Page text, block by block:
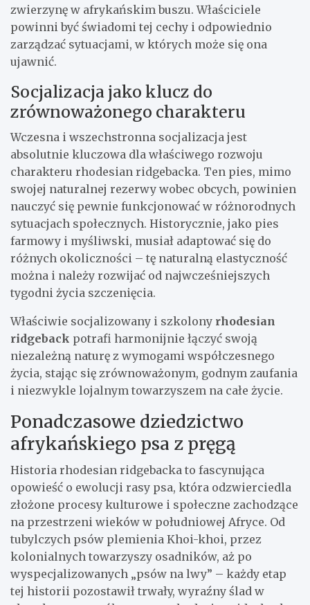
zwierzynę w afrykańskim buszu. Właściciele
powinni być świadomi tej cechy i odpowiednio
zarządzać sytuacjami, w których może się ona
ujawnić.
Socjalizacja jako klucz do
zrównoważonego charakteru
Wczesna i wszechstronna socjalizacja jest
absolutnie kluczowa dla właściwego rozwoju
charakteru rhodesian ridgebacka. Ten pies, mimo
swojej naturalnej rezerwy wobec obcych, powinien
nauczyć się pewnie funkcjonować w różnorodnych
sytuacjach społecznych. Historycznie, jako pies
farmowy i myśliwski, musiał adaptować się do
różnych okoliczności – tę naturalną elastyczność
można i należy rozwijać od najwcześniejszych
tygodni życia szczenięcia.
Właściwie socjalizowany i szkolony rhodesian
ridgeback potrafi harmonijnie łączyć swoją
niezależną naturę z wymogami współczesnego
życia, stając się zrównoważonym, godnym zaufania
i niezwykle lojalnym towarzyszem na całe życie.
Ponadczasowe dziedzictwo
afrykańskiego psa z pręgą
Historia rhodesian ridgebacka to fascynująca
opowieść o ewolucji rasy psa, która odzwierciedla
złożone procesy kulturowe i społeczne zachodzące
na przestrzeni wieków w południowej Afryce. Od
tubylczych psów plemienia Khoi-khoi, przez
kolonialnych towarzyszy osadników, aż po
wyspecjalizowanych „psów na lwy” – każdy etap
tej historii pozostawił trwały, wyraźny ślad w